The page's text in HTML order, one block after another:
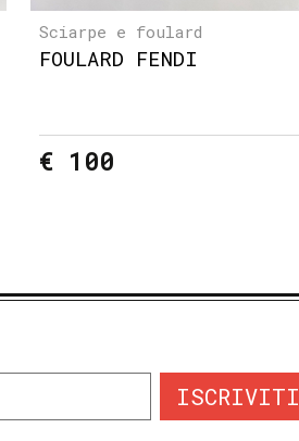
Sciarpe e foulard
FOULARD FENDI
€ 100
ISCRIVITI